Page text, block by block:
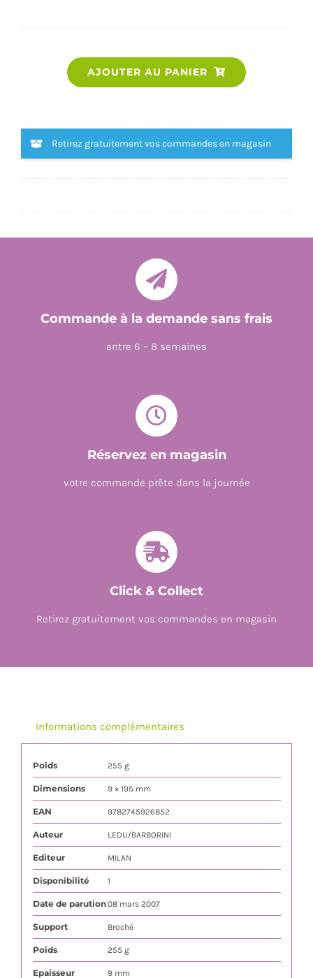
de
AJOUTER AU PANIER
Retirez gratuitement vos commandes en magasin
Commande à la demande sans frais
entre 6 – 8 semaines
Réservez en magasin
votre commande prête dans la journée
Click & Collect
Retirez gratuitement vos commandes en magasin
Informations complémentaires
Poids 255 g
Dimensions 9 × 195 mm
EAN 9782745926852
Auteur LEDU/BARBORINI
Editeur MILAN
Disponibilité 1
Date de parution08 mars 2007
Support Broché
Poids 255 g
Epaisseur 9 mm